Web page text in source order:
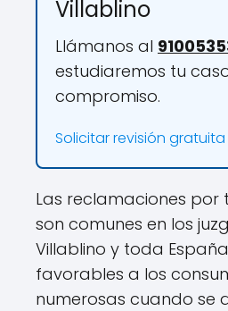
Villablino
Llámanos al
estudiaremos tu
compromiso.
Solicitar revisión gratuita
Las reclamaciones por
son comunes en los
Villablino y toda
favorables a los
numerosas cuando se